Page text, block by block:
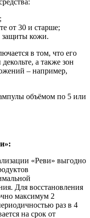
от 30 и старше;
защиты кожи.
в том, что его
а также зон
– например,
объёмом по 5 или
«Реви» выгодно
Для восстановления
максимум 2
раз в 4
на срок от